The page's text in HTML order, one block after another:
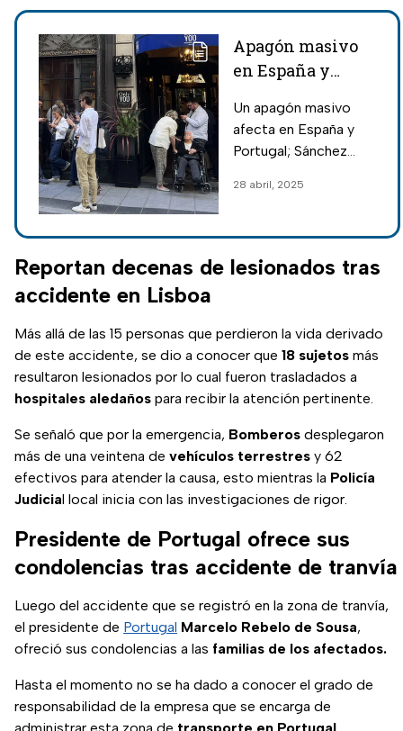
Apagón masivo
en España y
Respuesta del
Gobierno y
Un apagón masivo
afecta en España y
Portugal; Sánchez
Protección Civil, pide
desplazamientos y
usar el 112 solo en
emergencias.
28 abril, 2025
Reportan decenas de lesionados tras
accidente en Lisboa
Más allá de las 15 personas que perdieron la vida derivado
de este accidente, se dio a conocer que 18 sujetos más
resultaron lesionados por lo cual fueron trasladados a
hospitales aledaños para recibir la atención pertinente.
Se señaló que por la emergencia, Bomberos desplegaron
más de una veintena de vehículos terrestres y 62
efectivos para atender la causa, esto mientras la Policía
Judicial local inicia con las investigaciones de rigor.
Presidente de Portugal ofrece sus
condolencias tras accidente de tranvía
Luego del accidente que se registró en la zona de tranvía,
el presidente de Portugal Marcelo Rebelo de Sousa,
ofreció sus condolencias a las familias de los afectados.
Hasta el momento no se ha dado a conocer el grado de
responsabilidad de la empresa que se encarga de
administrar esta zona de transporte en Portugal